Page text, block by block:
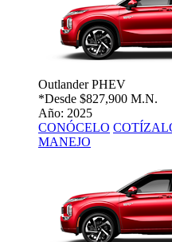
Outlander PHEV
*Desde $827,900 M.N.
Año: 2025
CONÓCELO
MANEJO